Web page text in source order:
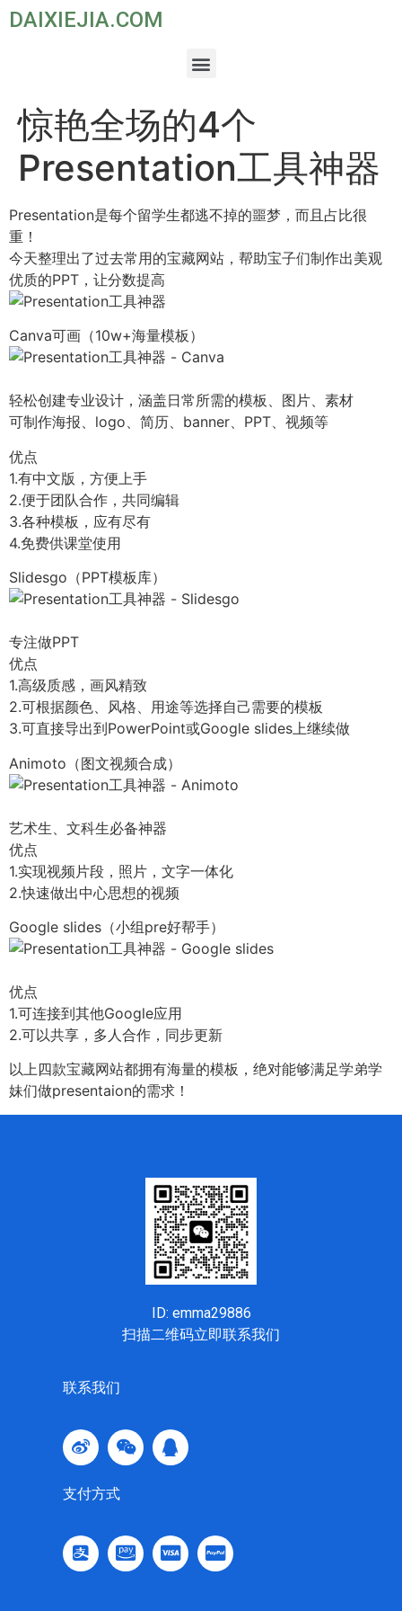
DAIXIEJIA.COM
惊艳全场的4个
Presentation工具神器
Presentation是每个留学生都逃不掉的噩梦，而且占比很
重！
今天整理出了过去常用的宝藏网站，帮助宝子们制作出美观
优质的PPT，让分数提高
Canva可画（10w+海量模板）
轻松创建专业设计，涵盖日常所需的模板、图片、素材
可制作海报、logo、简历、banner、PPT、视频等
优点
1.有中文版，方便上手
2.便于团队合作，共同编辑
3.各种模板，应有尽有
4.免费供课堂使用
Slidesgo（PPT模板库）
专注做PPT
优点
1.高级质感，画风精致
2.可根据颜色、风格、用途等选择自己需要的模板
3.可直接导出到PowerPoint或Google slides上继续做
Animoto（图文视频合成）
艺术生、文科生必备神器
优点
1.实现视频片段，照片，文字一体化
2.快速做出中心思想的视频
Google slides（小组pre好帮手）
优点
1.可连接到其他Google应用
2.可以共享，多人合作，同步更新
以上四款宝藏网站都拥有海量的模板，绝对能够满足学弟学
妹们做presentaion的需求！
ID: emma29886
扫描二维码立即联系我们
联系我们
支付方式